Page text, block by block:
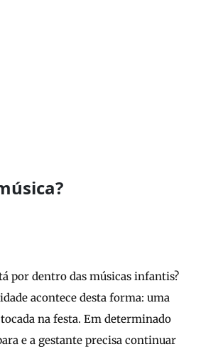
por dentro das músicas infantis?
acontece desta forma: uma
na festa. Em determinado
e a gestante precisa continuar